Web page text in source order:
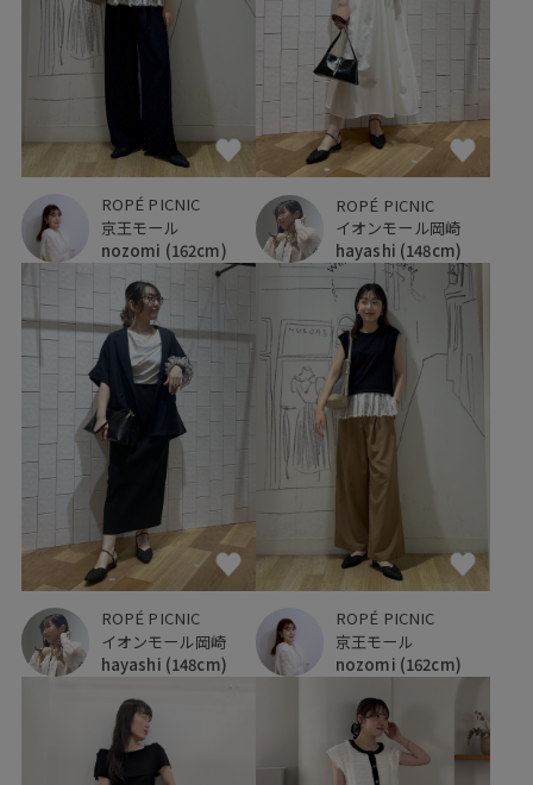
ROPÉ PICNIC
京王モール
nozomi (162cm)
ROPÉ PICNIC
イオンモール岡崎
hayashi (148cm)
ROPÉ PICNIC
イオンモール岡崎
hayashi (148cm)
ROPÉ PICNIC
京王モール
nozomi (162cm)